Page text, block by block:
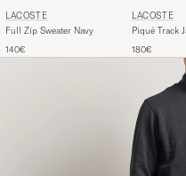
LACOSTE
Full Zip Sweater Navy
140€
LACOSTE
Piqué Track
180€